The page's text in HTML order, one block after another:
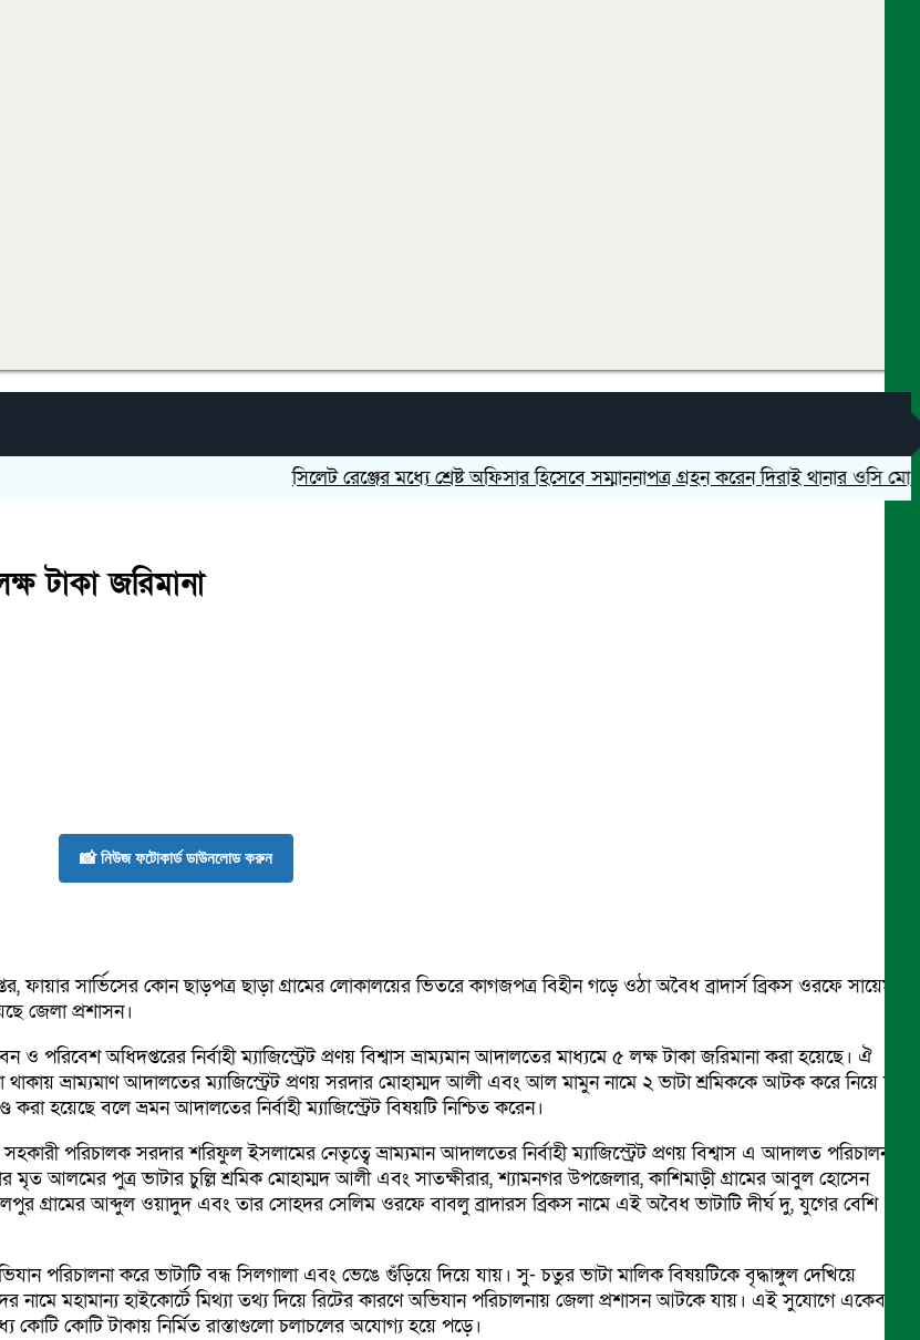
সিলেট রেঞ্জের মধ্যে শ্রেষ্ট অফিসার হিসেবে সম্মাননাপত্র গ্রহন করেন দিরাই থানার ওসি মোঃ
টাকা জরিমানা
📸 নিউজ ফটোকার্ড ডাউনলোড করুন
ফায়ার সার্ভিসের কোন ছাড়পত্র ছাড়া গ্রামের লোকালয়ের ভিতরে কাগজপত্র বিহীন গড়ে ওঠা অবৈধ ব্রাদার্স ব্রিকস ওরফে সায়েম
জেলা প্রশাসন।
অধিদপ্তরের নির্বাহী ম্যাজিস্ট্রেট প্রণয় বিশ্বাস ভ্রাম্যমান আদালতের মাধ্যমে ৫ লক্ষ টাকা জরিমানা করা হয়েছে। ঐ
ভ্রাম্যমাণ আদালতের ম্যাজিস্ট্রেট প্রণয় সরদার মোহাম্মদ আলী এবং আল মামুন নামে ২ ভাটা শ্রমিককে আটক করে নিয়ে যায়
হয়েছে বলে ভ্রমন আদালতের নির্বাহী ম্যাজিস্ট্রেট বিষয়টি নিশ্চিত করেন।
পরিচালক সরদার শরিফুল ইসলামের নেতৃত্বে ভ্রাম্যমান আদালতের নির্বাহী ম্যাজিস্ট্রেট প্রণয় বিশ্বাস এ আদালত পরিচালনা
মৃত আলমের পুত্র ভাটার চুল্লি শ্রমিক মোহাম্মদ আলী এবং সাতক্ষীরার, শ্যামনগর উপজেলার, কাশিমাড়ী গ্রামের আবুল হোসেন
গ্রামের আব্দুল ওয়াদুদ এবং তার সোহদর সেলিম ওরফে বাবলু ব্রাদারস ব্রিকস নামে এই অবৈধ ভাটাটি দীর্ঘ দু, যুগের বেশি
পরিচালনা করে ভাটাটি বন্ধ সিলগালা এবং ভেঙে গুঁড়িয়ে দিয়ে যায়। সু- চতুর ভাটা মালিক বিষয়টিকে বৃদ্ধাঙ্গুল দেখিয়ে
নামে মহামান্য হাইকোর্টে মিথ্যা তথ্য দিয়ে রিটের কারণে অভিযান পরিচালনায় জেলা প্রশাসন আটকে যায়। এই সুযোগে একেবারে
কোটি কোটি টাকায় নির্মিত রাস্তাগুলো চলাচলের অযোগ্য হয়ে পড়ে।